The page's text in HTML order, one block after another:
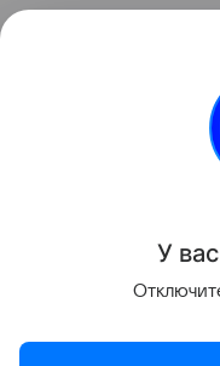
первом складном
У